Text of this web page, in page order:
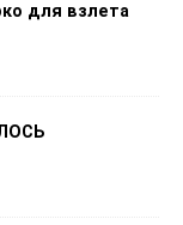
для взлета